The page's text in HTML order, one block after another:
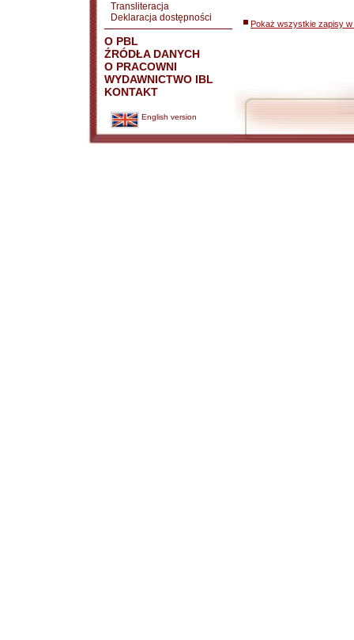
Transliteracja
Deklaracja dostępności
O PBL
ŹRÓDŁA DANYCH
O PRACOWNI
WYDAWNICTWO IBL
KONTAKT
English version
Pokaż wszystkie zapisy